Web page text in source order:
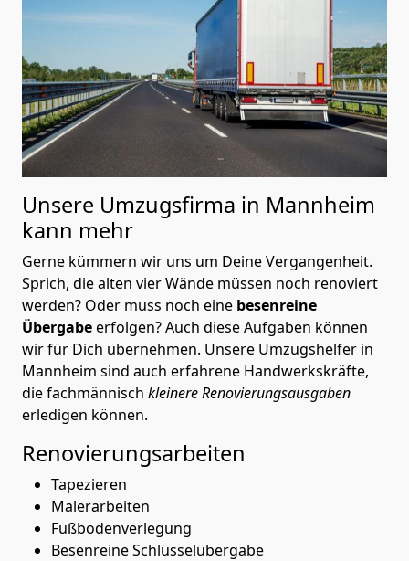
Unsere Umzugsfirma in Mannheim
kann mehr
Gerne kümmern wir uns um Deine Vergangenheit.
Sprich, die alten vier Wände müssen noch renoviert
werden? Oder muss noch eine besenreine
Übergabeerfolgen? Auch diese Aufgaben können
wir für Dich übernehmen. Unsere Umzugshelfer in
Mannheim sind auch erfahrene Handwerkskräfte,
die fachmännisch kleinere Renovierungsausgaben
erledigen können.
Renovierungsarbeiten
Tapezieren
Malerarbeiten
Fußbodenverlegung
Besenreine Schlüsselübergabe